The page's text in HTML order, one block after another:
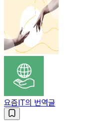
요즘IT의 번역글